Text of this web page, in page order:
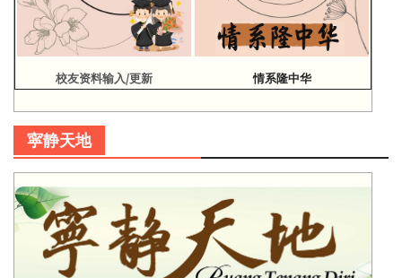
校友资料输入/更新 情系隆中华
寜静天地